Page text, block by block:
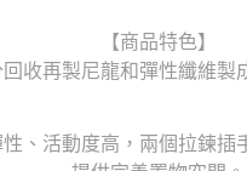
【商品特色】
收再製尼龍和彈性纖維製
、活動度高，兩個拉鍊插